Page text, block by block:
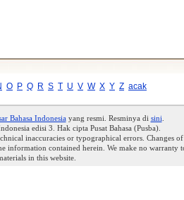
O P Q R S T U V W X Y Z acak
Bahasa Indonesiayang resmi. Resminya di sini
edisi 3. Hak cipta Pusat Bahasa (Pusba).
inaccuracies or typographical errors. Changes of
information contained herein. We make no warranty
in this website.